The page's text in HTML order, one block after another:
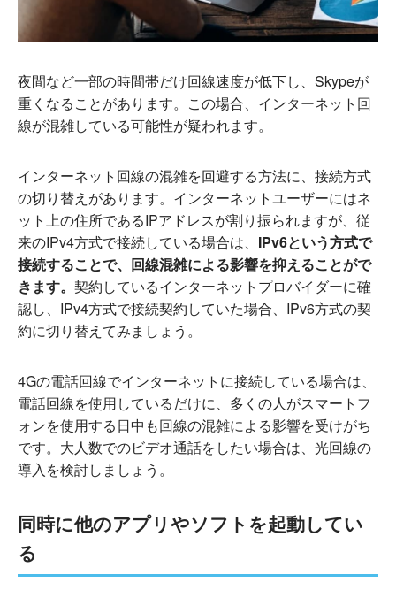
夜間など一部の時間帯だけ回線速度が低下し、Skypeが
重くなることがあります。この場合、インターネット回
線が混雑している可能性が疑われます。
インターネット回線の混雑を回避する方法に、接続方式
の切り替えがあります。インターネットユーザーにはネ
ット上の住所であるIPアドレスが割り振られますが、従
来のIPv4方式で接続している場合は、 IPv6という方式で
接続することで、回線混雑による影響を抑えることがで
きます。 契約しているインターネットプロバイダーに確
認し、IPv4方式で接続契約していた場合、IPv6方式の契
約に切り替えてみましょう。
4Gの電話回線でインターネットに接続している場合は、
電話回線を使用しているだけに、多くの人がスマートフ
ォンを使用する日中も回線の混雑による影響を受けがち
です。大人数でのビデオ通話をしたい場合は、光回線の
導入を検討しましょう。
同時に他のアプリやソフトを起動してい
る